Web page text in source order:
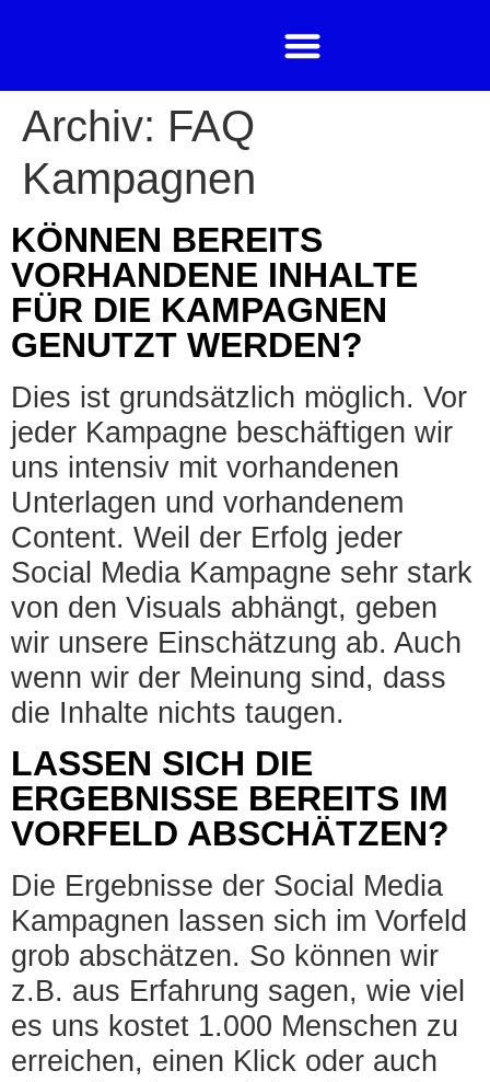
Archiv: FAQ
Kampagnen
KÖNNEN BEREITS
VORHANDENE INHALTE
FÜR DIE KAMPAGNEN
GENUTZT WERDEN?
Dies ist grundsätzlich möglich. Vor
jeder Kampagne beschäftigen wir
uns intensiv mit vorhandenen
Unterlagen und vorhandenem
Content. Weil der Erfolg jeder
Social Media Kampagne sehr stark
von den Visuals abhängt, geben
wir unsere Einschätzung ab. Auch
wenn wir der Meinung sind, dass
die Inhalte nichts taugen.
LASSEN SICH DIE
ERGEBNISSE BEREITS IM
VORFELD ABSCHÄTZEN?
Die Ergebnisse der Social Media
Kampagnen lassen sich im Vorfeld
grob abschätzen. So können wir
z.B. aus Erfahrung sagen, wie viel
es uns kostet 1.000 Menschen zu
erreichen, einen Klick oder auch